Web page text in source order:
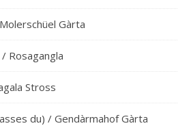
Gàrta
Rosagangla
Stross
du) / Gendàrmahof Gàrta